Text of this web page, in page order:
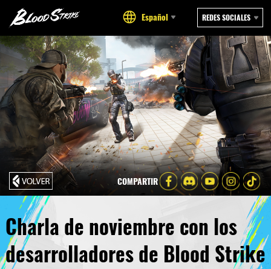
Español REDES SOCIALES
COMPARTIR
Charla de noviembre con los
desarrolladores de Blood Strike